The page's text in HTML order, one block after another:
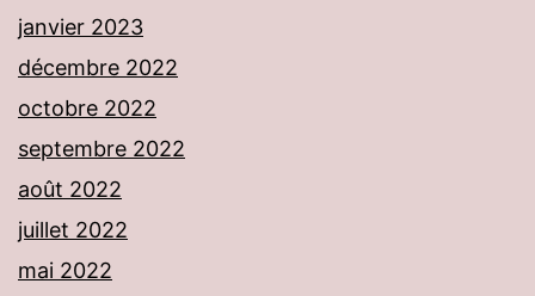
janvier 2023
décembre 2022
octobre 2022
septembre 2022
août 2022
juillet 2022
mai 2022